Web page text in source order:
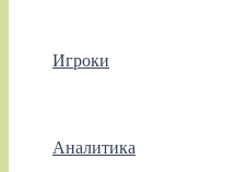
Игроки
Аналитика